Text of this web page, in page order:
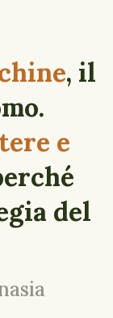
, il
e
del